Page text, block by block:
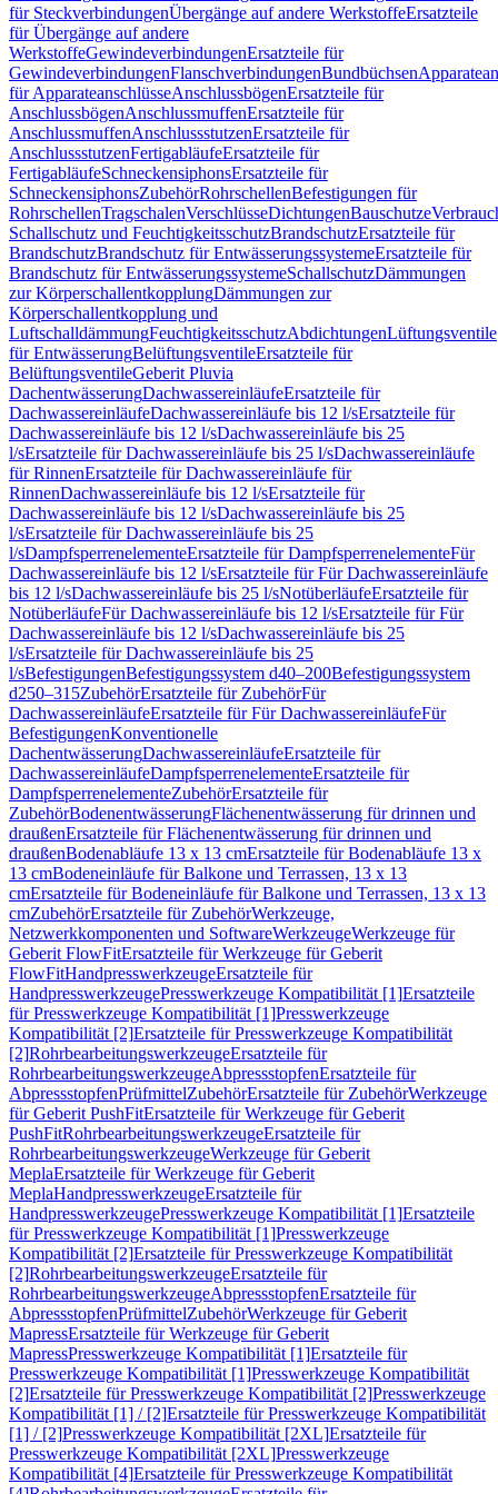
für SteckverbindungenÜbergänge auf andere WerkstoffeErsatzteile
für Übergänge auf andere
WerkstoffeGewindeverbindungenErsatzteile für
GewindeverbindungenFlanschverbindungenBundbüchsen
für ApparateanschlüsseAnschlussbögenErsatzteile für
AnschlussbögenAnschlussmuffenErsatzteile für
AnschlussmuffenAnschlussstutzenErsatzteile für
AnschlussstutzenFertigabläufeErsatzteile für
FertigabläufeSchneckensiphonsErsatzteile für
SchneckensiphonsZubehörRohrschellenBefestigungen für
RohrschellenTragschalenVerschlüsseDichtungenBauschutze
Schallschutz und FeuchtigkeitsschutzBrandschutzErsatzteile für
BrandschutzBrandschutz für EntwässerungssystemeErsatzteile für
Brandschutz für EntwässerungssystemeSchallschutzDämmungen
zur KörperschallentkopplungDämmungen zur
Körperschallentkopplung und
LuftschalldämmungFeuchtigkeitsschutzAbdichtungenLüftungsventile
für EntwässerungBelüftungsventileErsatzteile für
BelüftungsventileGeberit Pluvia
DachentwässerungDachwassereinläufeErsatzteile für
DachwassereinläufeDachwassereinläufe bis 12 l/sErsatzteile für
Dachwassereinläufe bis 12 l/sDachwassereinläufe bis 25
l/sErsatzteile für Dachwassereinläufe bis 25 l/sDachwassereinläufe
für RinnenErsatzteile für Dachwassereinläufe für
RinnenDachwassereinläufe bis 12 l/sErsatzteile für
Dachwassereinläufe bis 12 l/sDachwassereinläufe bis 25
l/sErsatzteile für Dachwassereinläufe bis 25
l/sDampfsperrenelementeErsatzteile für DampfsperrenelementeFür
Dachwassereinläufe bis 12 l/sErsatzteile für Für Dachwassereinläufe
bis 12 l/sDachwassereinläufe bis 25 l/sNotüberläufeErsatzteile für
NotüberläufeFür Dachwassereinläufe bis 12 l/sErsatzteile für Für
Dachwassereinläufe bis 12 l/sDachwassereinläufe bis 25
l/sErsatzteile für Dachwassereinläufe bis 25
l/sBefestigungenBefestigungssystem d40–200Befestigungssystem
d250–315ZubehörErsatzteile für ZubehörFür
DachwassereinläufeErsatzteile für Für DachwassereinläufeFür
BefestigungenKonventionelle
DachentwässerungDachwassereinläufeErsatzteile für
DachwassereinläufeDampfsperrenelementeErsatzteile für
DampfsperrenelementeZubehörErsatzteile für
ZubehörBodenentwässerungFlächenentwässerung für drinnen und
draußenErsatzteile für Flächenentwässerung für drinnen und
draußenBodenabläufe 13 x 13 cmErsatzteile für Bodenabläufe 13 x
13 cmBodeneinläufe für Balkone und Terrassen, 13 x 13
cmErsatzteile für Bodeneinläufe für Balkone und Terrassen, 13 x 13
cmZubehörErsatzteile für ZubehörWerkzeuge,
Netzwerkkomponenten und SoftwareWerkzeugeWerkzeuge für
Geberit FlowFitErsatzteile für Werkzeuge für Geberit
FlowFitHandpresswerkzeugeErsatzteile für
HandpresswerkzeugePresswerkzeuge Kompatibilität [1]Ersatzteile
für Presswerkzeuge Kompatibilität [1]Presswerkzeuge
Kompatibilität [2]Ersatzteile für Presswerkzeuge Kompatibilität
[2]RohrbearbeitungswerkzeugeErsatzteile für
RohrbearbeitungswerkzeugeAbpressstopfenErsatzteile für
AbpressstopfenPrüfmittelZubehörErsatzteile für ZubehörWerkzeuge
für Geberit PushFitErsatzteile für Werkzeuge für Geberit
PushFitRohrbearbeitungswerkzeugeErsatzteile für
RohrbearbeitungswerkzeugeWerkzeuge für Geberit
MeplaErsatzteile für Werkzeuge für Geberit
MeplaHandpresswerkzeugeErsatzteile für
HandpresswerkzeugePresswerkzeuge Kompatibilität [1]Ersatzteile
für Presswerkzeuge Kompatibilität [1]Presswerkzeuge
Kompatibilität [2]Ersatzteile für Presswerkzeuge Kompatibilität
[2]RohrbearbeitungswerkzeugeErsatzteile für
RohrbearbeitungswerkzeugeAbpressstopfenErsatzteile für
AbpressstopfenPrüfmittelZubehörWerkzeuge für Geberit
MapressErsatzteile für Werkzeuge für Geberit
MapressPresswerkzeuge Kompatibilität [1]Ersatzteile für
Presswerkzeuge Kompatibilität [1]Presswerkzeuge Kompatibilität
[2]Ersatzteile für Presswerkzeuge Kompatibilität [2]Presswerkzeuge
Kompatibilität [1] / [2]Ersatzteile für Presswerkzeuge Kompatibilität
[1] / [2]Presswerkzeuge Kompatibilität [2XL]Ersatzteile für
Presswerkzeuge Kompatibilität [2XL]Presswerkzeuge
Kompatibilität [4]Ersatzteile für Presswerkzeuge Kompatibilität